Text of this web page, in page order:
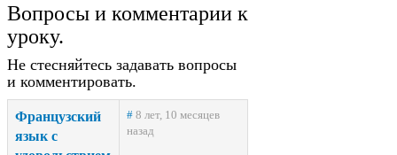
Вопросы и комментарии к
уроку.
Не стесняйтесь задавать вопросы
и комментировать.
Французский
язык с
# 8 лет, 10 месяцев
назад